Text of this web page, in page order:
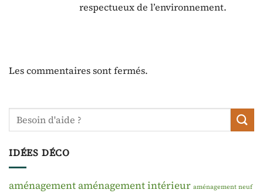
respectueux de l’environnement.
Les commentaires sont fermés.
IDÉES DÉCO
aménagementaménagement intérieur aménagement neuf